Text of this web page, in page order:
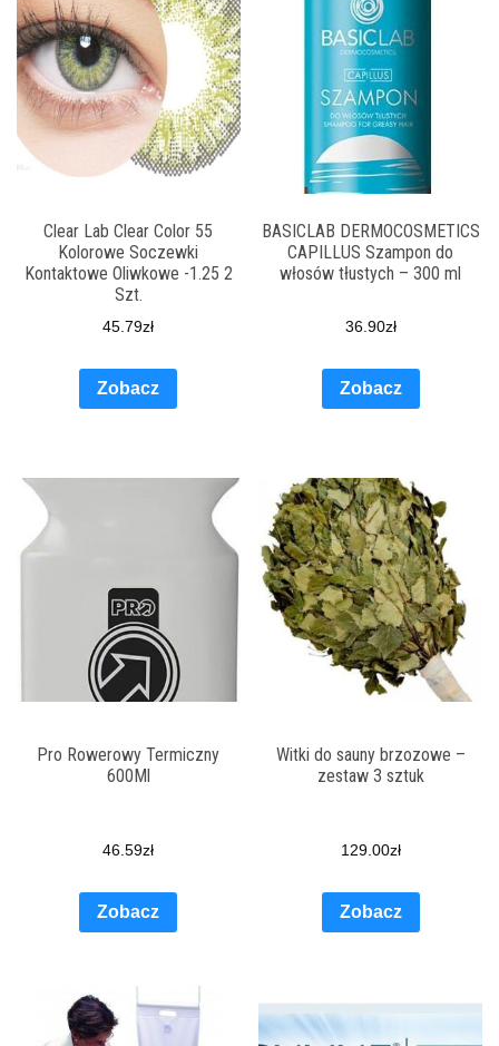
Clear Lab Clear Color 55
Kolorowe Soczewki
Kontaktowe Oliwkowe -1.25 2
Szt.
45.79zł
Zobacz
BASICLAB DERMOCOSMETICS
CAPILLUS Szampon do
włosów tłustych – 300 ml
36.90zł
Zobacz
Pro Rowerowy Termiczny
600Ml
46.59zł
Zobacz
Witki do sauny brzozowe –
zestaw 3 sztuk
129.00zł
Zobacz